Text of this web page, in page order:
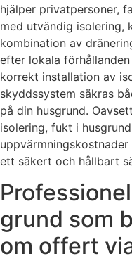
hjälper privatpersoner,
med utvändig isolering,
kombination av
efter lokala
korrekt installation av
skyddssystem säkras
på din husgrund.
isolering, fukt i
ett säkert och hållbart
grund som
om offert